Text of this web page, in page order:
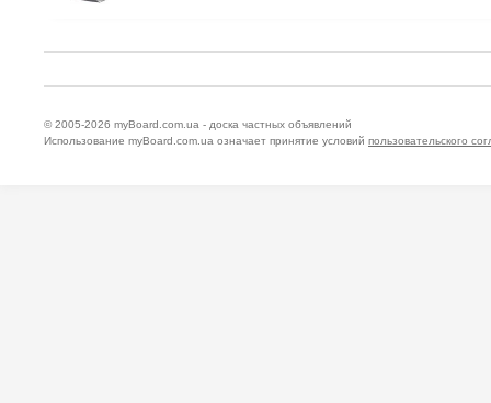
© 2005-2026 myBoard.com.ua - доска частных объявлений
Использование myBoard.com.ua означает принятие условий пользовательского